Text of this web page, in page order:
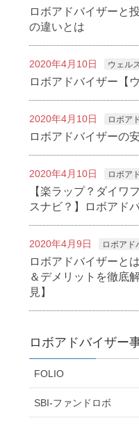
ロボアドバイザーと
の違いとは
2020年4月10日 ウェル
ロボアドバイザー【
2020年4月10日 ロボア
ロボアドバイザーの
2020年4月10日 ロボア
【楽ラップ？ダイワ
スナビ？】ロボアド
2020年4月9日 ロボアド
ロボアドバイザーと
＆デメリットを徹底
見】
ロボアドバイザー
FOLIO
SBI-ファンドロボ